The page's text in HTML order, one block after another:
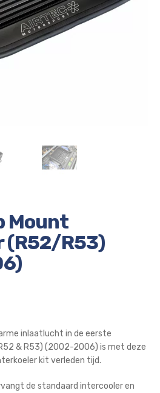
Mount
(R52/R53)
inlaatlucht in de eerste
& R53) (2002-2006) is met deze
kit verleden tijd.
de standaard intercooler en